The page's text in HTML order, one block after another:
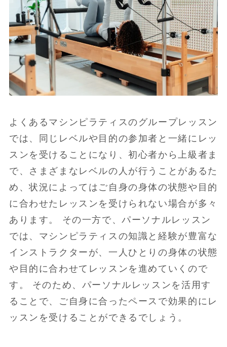
よくあるマシンピラティスのグループレッスン
では、同じレベルや目的の参加者と一緒にレッ
スンを受けることになり、初心者から上級者ま
で、さまざまなレベルの人が行うことがあるた
め、状況によってはご自身の身体の状態や目的
に合わせたレッスンを受けられない場合が多々
あります。 その一方で、パーソナルレッスン
では、マシンピラティスの知識と経験が豊富な
インストラクターが、一人ひとりの身体の状態
や目的に合わせてレッスンを進めていくので
す。 そのため、パーソナルレッスンを活用す
ることで、ご自身に合ったペースで効果的にレ
ッスンを受けることができるでしょう。